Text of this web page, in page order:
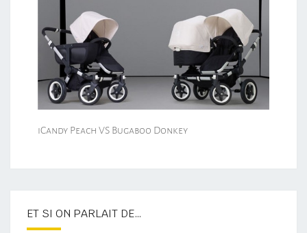
iCandy Peach VS Bugaboo Donkey
ET SI ON PARLAIT DE…